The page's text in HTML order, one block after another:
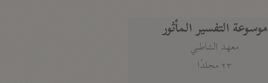
موسوعة التفسير المأثور
معهد الشاطبي
٢٣ مجلدًا